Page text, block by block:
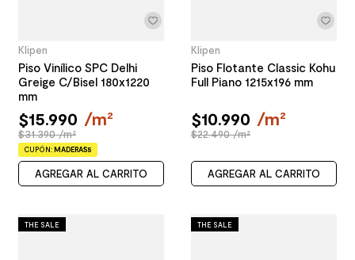
Klipen
Piso Vinílico SPC Delhi
Greige C/Bisel 180x1220
mm
$15.990 /m²
$31.390 /m²
CUPÓN:MADERAS5
AGREGAR AL CARRITO
Klipen
Piso Flotante Classic Kohu
Full Piano 1215x196 mm
$10.990 /m²
$22.490 /m²
AGREGAR AL CARRITO
THE SALE THE SALE